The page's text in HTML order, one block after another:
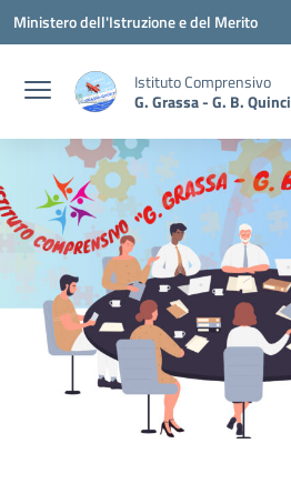
Vai ai contenuti
Vai al menu di navigazione
Vai al footer
Ministero dell'Istruzione e del Merito
Istituto Comprensivo
G. Grassa - G. B. Quinci